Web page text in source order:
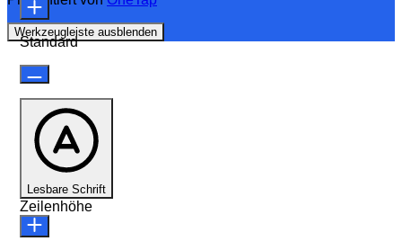
Werkzeugleiste ausblenden
Standard
Lesbare Schrift
Zeilenhöhe